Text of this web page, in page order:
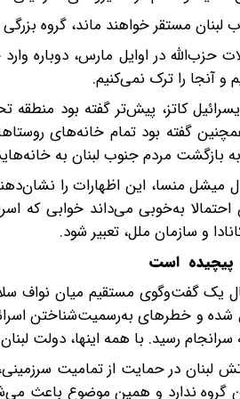
حزب‌الله در اوایل مارس، دوباره
آنجا را ترک نمی‌کنیم.
گفته بود تمام خانه‌های
بازگشت مردم جنوب لبنان به
میشل منسا، این اظهارات را
به‌خوبی می‌داند خوابی که
و سازمان ملل، تعبیر شود.
پیچیده است
یک گفت‌وگوی مستقیم میان نواف
و خطرهای به‌رسمیت‌شناختن
رسید. با همه اینها، دولت
لبنان در حمایت از تمامیت
گروه ندارد و همین موضوع باعث